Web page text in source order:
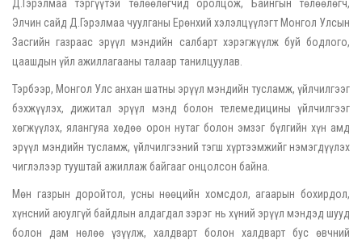
Д.Гэрэлмаа тэргүүтэй төлөөлөгчид оролцож, Байнгын төлөөлөгч,
Элчин сайд Д.Гэрэлмаа чуулганы Ерөнхий хэлэлцүүлэгт Монгол Улсын
Засгийн газраас эрүүл мэндийн салбарт хэрэгжүүлж буй бодлого,
цаашдын үйл ажиллагааны талаар танилцуулав.
Тэрбээр, Монгол Улс анхан шатны эрүүл мэндийн тусламж, үйлчилгээг
бэхжүүлэх, дижитал эрүүл мэнд болон телемедицины үйлчилгээг
хөгжүүлэх, ялангуяа хөдөө орон нутаг болон эмзэг бүлгийн хүн амд
эрүүл мэндийн тусламж, үйлчилгээний тэгш хүртээмжийг нэмэгдүүлэх
чиглэлээр тууштай ажиллаж байгааг онцолсон байна.
Мөн газрын доройтол, усны нөөцийн хомсдол, агаарын бохирдол,
хүнсний аюулгүй байдлын алдагдал зэрэг нь хүний эрүүл мэндэд шууд
болон дам нөлөө үзүүлж, халдварт болон халдварт бус өвчний